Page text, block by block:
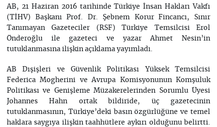
AB, 21 Haziran 2016 tarihinde Türkiye İnsan Hakları Vakfı
(TİHV) Başkanı Prof. Dr. Şebnem Korur Fincancı, Sınır
Tanımayan Gazeteciler (RSF) Türkiye Temsilcisi Erol
Önderoğlu ile gazeteci ve yazar Ahmet Nesin’in
tutuklanmasına ilişkin açıklama yayımladı.
AB Dışişleri ve Güvenlik Politikası Yüksek Temsilcisi
Federica Mogherini ve Avrupa Komisyonunun Komşuluk
Politikası ve Genişleme Müzakerelerinden Sorumlu Üyesi
Johannes Hahn ortak bildiride, üç gazetecinin
tutuklanmasının, Türkiye’deki basın özgürlüğüne ve temel
haklara saygıya ilişkin taahhütlere aykırı olduğunu belirtti.